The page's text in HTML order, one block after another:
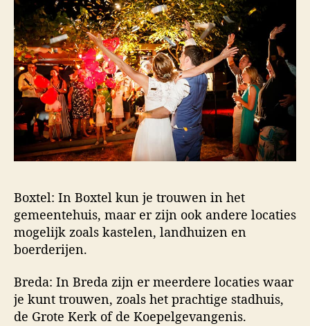
Boxtel: In Boxtel kun je trouwen in het
gemeentehuis, maar er zijn ook andere locaties
mogelijk zoals kastelen, landhuizen en
boerderijen.
Breda: In Breda zijn er meerdere locaties waar
je kunt trouwen, zoals het prachtige stadhuis,
de Grote Kerk of de Koepelgevangenis.